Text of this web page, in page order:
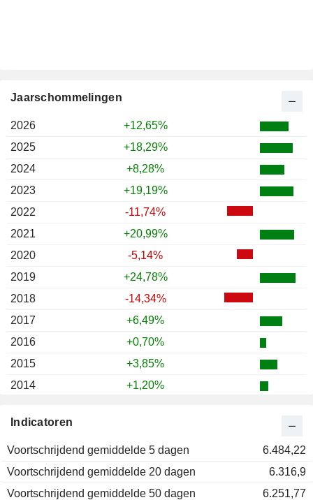
Indicatoren
Voortschrijdend gemiddelde 5 dagen
6.484,22
Voortschrijdend gemiddelde 20 dagen
6.316,9
Voortschrijdend gemiddelde 50 dagen
6.251,77
Jaarschommelingen
2026
+12,65%
2025
+18,29%
2024
+8,28%
2023
+19,19%
2022
-11,74%
2021
+20,99%
2020
-5,14%
2019
+24,78%
2018
-14,34%
2017
+6,49%
2016
+0,70%
2015
+3,85%
2014
+1,20%
2012
2011
-17,05%
2010
-5,81%
2009
+21,14%